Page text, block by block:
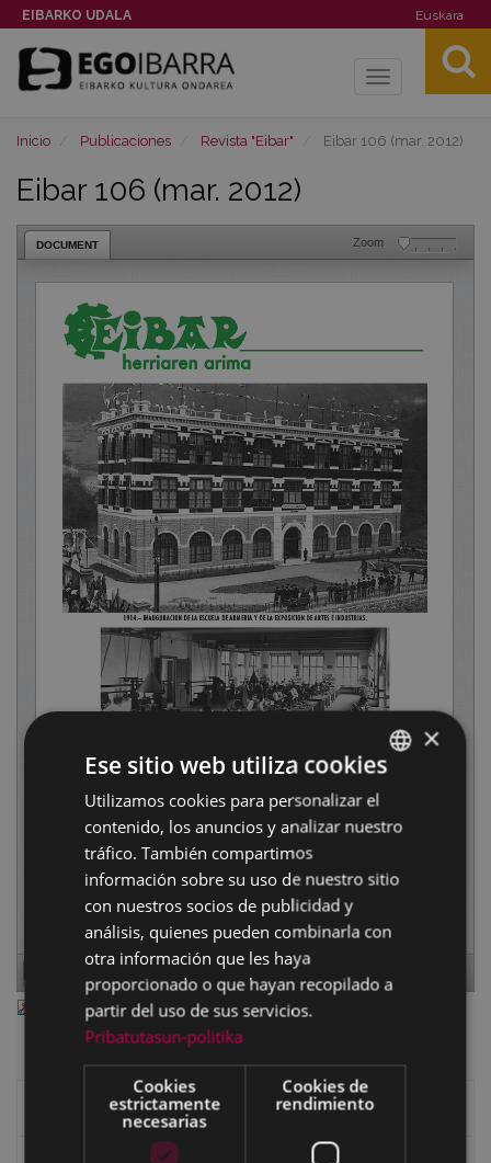
EIBARKO UDALA Euskara
Toggle
Inicio Publicaciones Revista "Eibar" Eibar 106 (mar. 2012)
Eibar 106 (mar. 2012)
DOCUMENT Zoom
of
eibar 106.pdf— PDF document, 8.33 MB (8739555 bytes)
Libros de Eibar
BASQUE
SPANISH
×
Ese sitio web utiliza cookies
Utilizamos cookies para personalizar el
contenido, los anuncios y analizar nuestro
tráfico. También compartimos
información sobre su uso de nuestro sitio
con nuestros socios de publicidad y
análisis, quienes pueden combinarla con
otra información que les haya
proporcionado o que hayan recopilado a
partir del uso de sus servicios.
Pribatutasun-politika
Cookies
estrictamente
necesarias
Cookies de
rendimiento